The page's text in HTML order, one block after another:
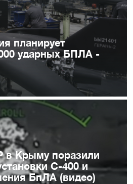
планирует
ударных БПЛА -
в Крыму поразили
С-400 и
БпЛА (видео)